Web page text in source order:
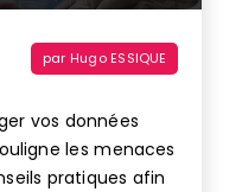
par Hugo ESSIQUE
vos données
les menaces
pratiques afin